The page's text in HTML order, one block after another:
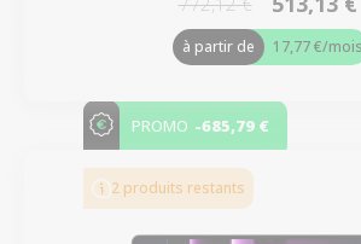
à partir de 17,77 €/mois
PROMO -685,79 €
2 produits restants